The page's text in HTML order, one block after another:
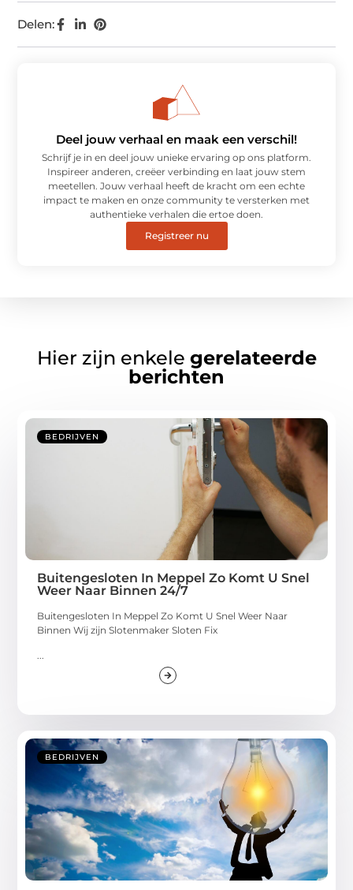
Delen:
Deel jouw verhaal en maak een verschil!
Schrijf je in en deel jouw unieke ervaring op ons platform.
Inspireer anderen, creëer verbinding en laat jouw stem
meetellen. Jouw verhaal heeft de kracht om een echte
impact te maken en onze community te versterken met
authentieke verhalen die ertoe doen.
Registreer nu
Hier zijn enkele gerelateerde
berichten
BEDRIJVEN
Buitengesloten In Meppel Zo Komt U Snel
Weer Naar Binnen 24/7
Buitengesloten In Meppel Zo Komt U Snel Weer Naar
Binnen Wij zijn Slotenmaker Sloten Fix
...
BEDRIJVEN